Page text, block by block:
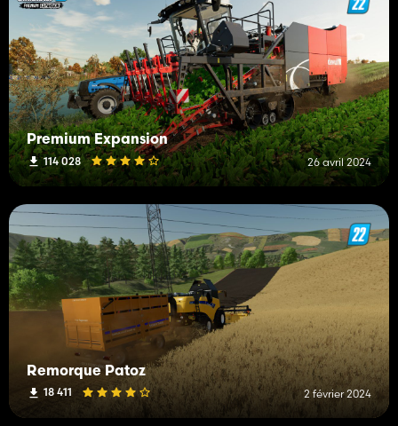
Premium Expansion
114 028 26 avril 2024
Remorque Patoz
18 411 2 février 2024